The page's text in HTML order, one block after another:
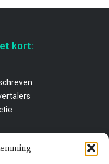
kort: